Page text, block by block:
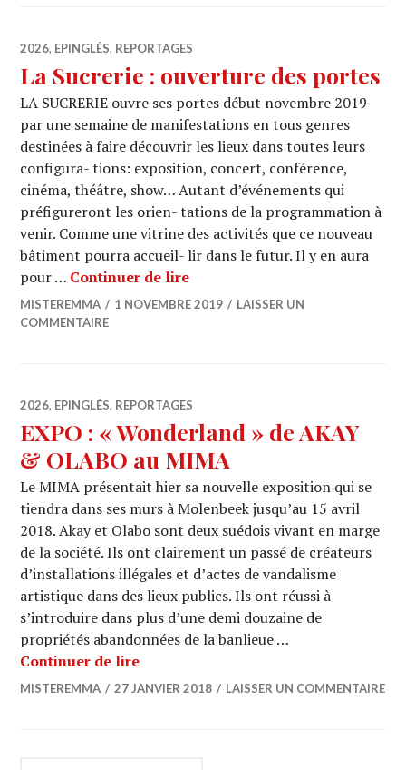
2026, EPINGLÉS, REPORTAGES
La Sucrerie : ouverture des portes
LA SUCRERIE ouvre ses portes début novembre 2019
par une semaine de manifestations en tous genres
destinées à faire découvrir les lieux dans toutes leurs
configura- tions: exposition, concert, conférence,
cinéma, théâtre, show… Autant d’événements qui
préfigureront les orien- tations de la programmation à
venir. Comme une vitrine des activités que ce nouveau
bâtiment pourra accueil- lir dans le futur. Il y en aura
pour … Continuer de lireLa Sucrerie : ouverture des
MISTEREMMA 1 NOVEMBRE 2019
LAISSER UN
COMMENTAIRE
2026, EPINGLÉS, REPORTAGES
EXPO : « Wonderland » de AKAY
& OLABO au MIMA
Le MIMA présentait hier sa nouvelle exposition qui se
tiendra dans ses murs à Molenbeek jusqu’au 15 avril
2018. Akay et Olabo sont deux suédois vivant en marge
de la société. Ils ont clairement un passé de créateurs
d’installations illégales et d’actes de vandalisme
artistique dans des lieux publics. Ils ont réussi à
s’introduire dans plus d’une demi douzaine de
propriétés abandonnées de la banlieue …
Continuer de lireEXPO : « Wonderland » de AKAY &
MISTEREMMA 27 JANVIER 2018 LAISSER UN COMMENTAIRE